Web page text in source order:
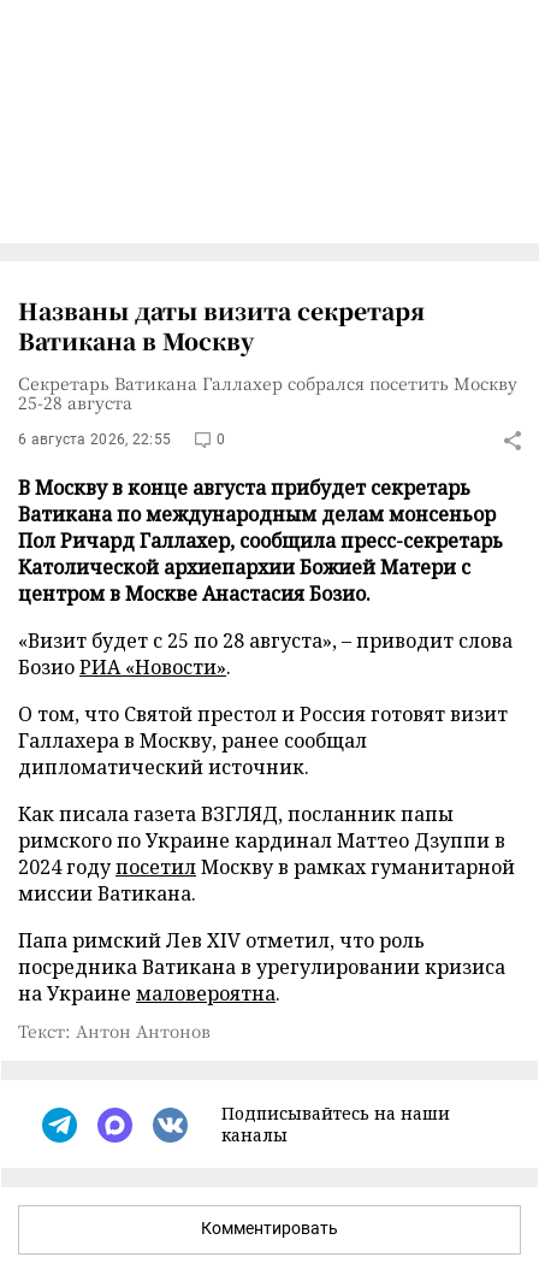
Названы даты визита секретаря
Ватикана в Москву
Секретарь Ватикана Галлахер собрался посетить Москву
25-28 августа
6 августа 2026, 22:55 0
В Москву в конце августа прибудет секретарь
Ватикана по международным делам монсеньор
Пол Ричард Галлахер, сообщила пресс-секретарь
Католической архиепархии Божией Матери с
центром в Москве Анастасия Бозио.
«Визит будет с 25 по 28 августа», – приводит слова
БозиоРИА «Новости».
О том, что Святой престол и Россия готовят визит
Галлахера в Москву, ранее сообщал
дипломатический источник.
Как писала газета ВЗГЛЯД, посланник папы
римского по Украине кардинал Маттео Дзуппи в
2024 годупосетилМоскву в рамках гуманитарной
миссии Ватикана.
Папа римский Лев XIV отметил, что роль
посредника Ватикана в урегулировании кризиса
на Украине маловероятна.
Текст: Антон Антонов
Подписывайтесь на наши
каналы
Комментировать